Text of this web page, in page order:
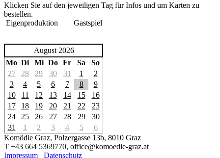
Klicken Sie auf den jeweiligen Tag für Infos und um Karten zu
bestellen.
Eigenproduktion
Gastspiel
August 2026
Mo Di Mi Do Fr Sa
So
27
28 29 30 31 1
2
3
4 5 6 7 8
9
10
11 12 13 14 15
16
17
18 19 20 21 22
23
24
25 26 27 28 29
30
31
1 2 3 4 5
6
Komödie Graz, Polzergasse 13b, 8010 Graz
T +43 664 5369770, office@komoedie-graz.at
Impressum
Datenschutz